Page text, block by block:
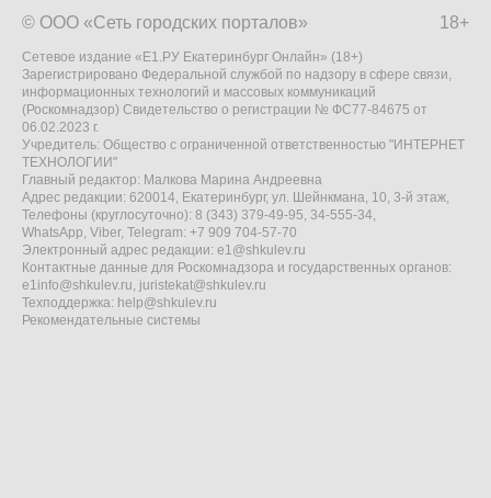
18+
© ООО «Сеть городских порталов»
Сетевое издание «Е1.РУ Екатеринбург Онлайн» (18+)
Зарегистрировано Федеральной службой по надзору в сфере связи,
информационных технологий и массовых коммуникаций
(Роскомнадзор) Свидетельство о регистрации № ФС77-84675 от
06.02.2023 г.
Учредитель: Общество с ограниченной ответственностью "ИНТЕРНЕТ
ТЕХНОЛОГИИ"
Главный редактор: Малкова Марина Андреевна
Адрес редакции: 620014, Екатеринбург, ул. Шейнкмана, 10, 3-й этаж,
Телефоны (круглосуточно): 8 (343) 379-49-95, 34-555-34,
WhatsApp, Viber, Telegram: +7 909 704-57-70
Электронный адрес редакции: e1@shkulev.ru
Контактные данные для Роскомнадзора и государственных органов:
e1info@shkulev.ru, juristekat@shkulev.ru
Техподдержка: help@shkulev.ru
Рекомендательные системы